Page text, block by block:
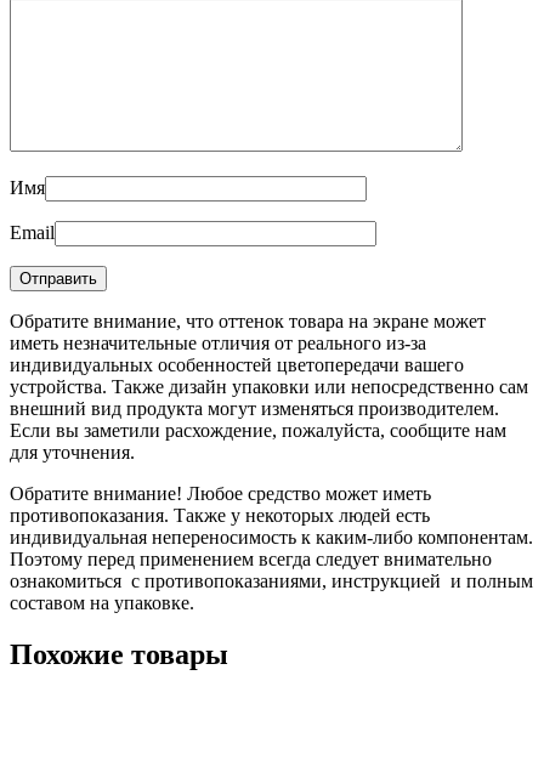
Имя
Email
Обратите внимание, что оттенок товара на экране может
иметь незначительные отличия от реального из-за
индивидуальных особенностей цветопередачи вашего
устройства. Также дизайн упаковки или непосредственно сам
внешний вид продукта могут изменяться производителем.
Если вы заметили расхождение, пожалуйста, сообщите нам
для уточнения.
Обратите внимание! Любое средство может иметь
противопоказания. Также у некоторых людей есть
индивидуальная непереносимость к каким-либо компонентам.
Поэтому перед применением всегда следует внимательно
ознакомиться с противопоказаниями, инструкцией и полным
составом на упаковке.
Похожие товары